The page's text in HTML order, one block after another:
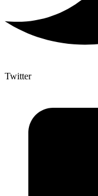
Twitter